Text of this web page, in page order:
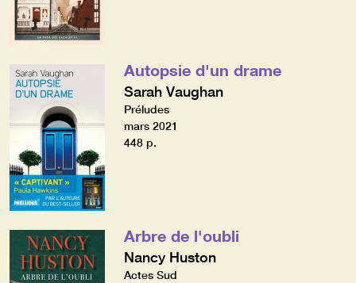
Autopsie d'un drame
Sarah Vaughan
Préludes
mars 2021
448 p.
Arbre de l'oubli
Nancy Huston
Actes Sud